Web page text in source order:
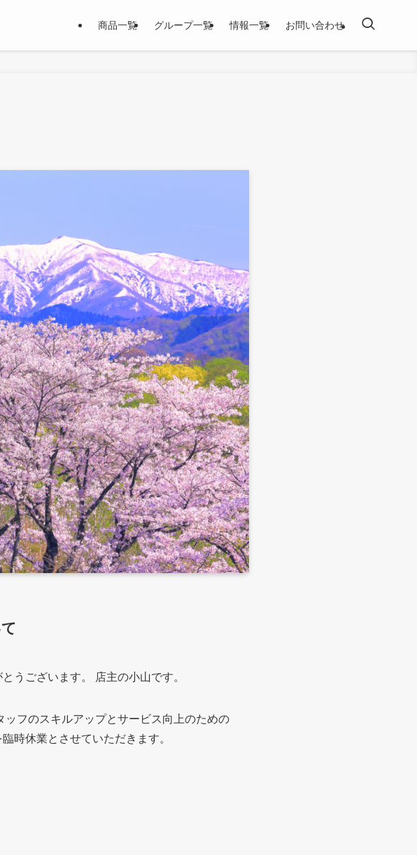
商品一覧 グループ一覧 情報一覧 お問い合わせ
うございます。 店主の小山です。
フのスキルアップとサービス向上のための
時休業とさせていただきます。